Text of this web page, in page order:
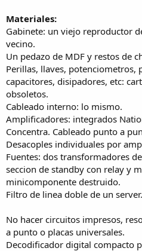
Materiales:
Gabinete: un viejo reproductor
vecino.
Un pedazo de MDF y restos de
Perillas, llaves, potenciometros,
capacitores, disipadores, etc:
obsoletos.
Cableado interno: lo mismo.
Amplificadores: integrados
Concentra. Cableado punto a
Desacoples individuales por
Fuentes: dos transformadores
seccion de standby con relay y
minicomponente destruido.
Filtro de linea doble de un server.
No hacer circuitos impresos,
a punto o placas universales.
Decodificador digital compacto